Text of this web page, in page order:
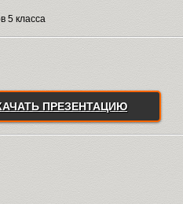
5 класса
ПРЕЗЕНТАЦИЮ